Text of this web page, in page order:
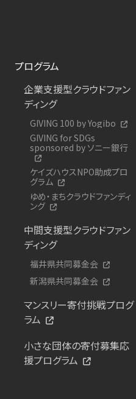
プログラム
企業支援型クラウドファン
ディング
GIVING 100 by Yogibo
GIVING for SDGs
sponsored by ソニー銀行
ケイズハウスNPO助成プロ
グラム
ゆめ・まちクラウドファンディ
ング
中間支援型クラウドファン
ディング
福井県共同募金会
新潟県共同募金会
マンスリー寄付挑戦プログ
ラム
小さな団体の寄付募集応
援プログラム